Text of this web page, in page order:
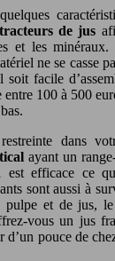
de jus
et les
ne se casse
soit facile
entre 100 à 500
dans
ayant un
est efficace ce
sont aussi à
pulpe et de jus,
vous un jus
d’un pouce de